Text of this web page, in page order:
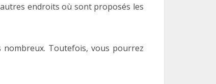
endroits où sont proposés les
nombreux. Toutefois, vous pourrez